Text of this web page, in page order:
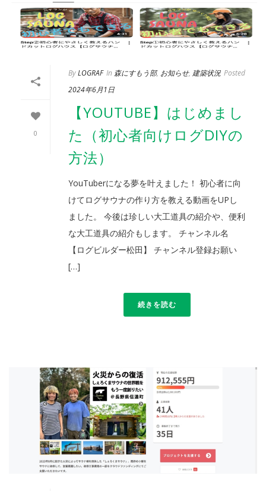
0
ByLOGRAF In 森にすもう部, お知らせ, 建築状況 Posted
2024年6月1日
【YOUTUBE】はじめまし
た（初心者向けログDIYの
方法）
YouTuberになる夢を叶えました！ 初心者に向
けてログサウナの作り方を教える動画をUPし
ました。 今後は珍しい大工道具の紹介や、便利
な大工道具の紹介もします。 チャンネル名
【ログビルダー松田】 チャンネル登録お願い
[…]
続きを読む